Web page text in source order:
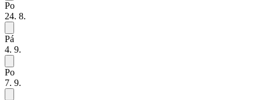
Po
24. 8.
Pá
4. 9.
Po
7. 9.